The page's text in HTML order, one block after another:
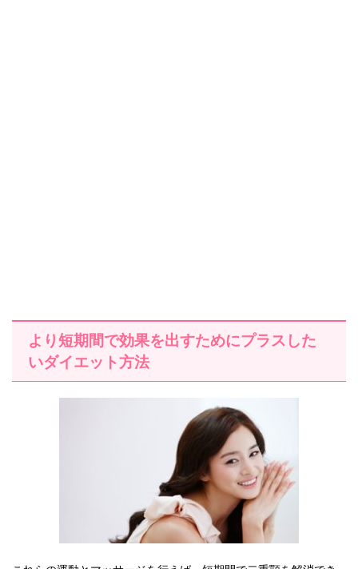
より短期間で効果を出すためにプラスした
いダイエット方法